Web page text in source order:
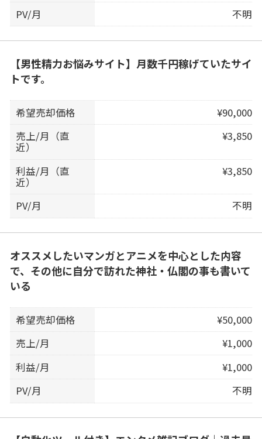
PV/月
不明
【男性精力お悩みサイト】月数千円稼げていたサイ
トです。
希望売却価格
¥90,000
売上/月（直
近）
¥3,850
利益/月（直
近）
¥3,850
PV/月 不明
オススメしたいマンガとアニメを中心とした内容
で、その他に自分で訪れた神社・仏閣の事も書いて
いる
希望売却価格
¥50,000
売上/月
¥1,000
利益/月
¥1,000
PV/月
不明